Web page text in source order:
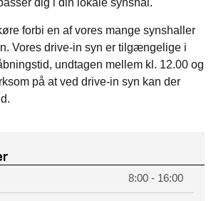
dig i din lokale synshal.
forbi en af vores mange synshaller
Vores drive-in syn er tilgængelige i
undtagen mellem kl. 12.00 og
på at ved drive-in syn kan der
8:00 - 16:00